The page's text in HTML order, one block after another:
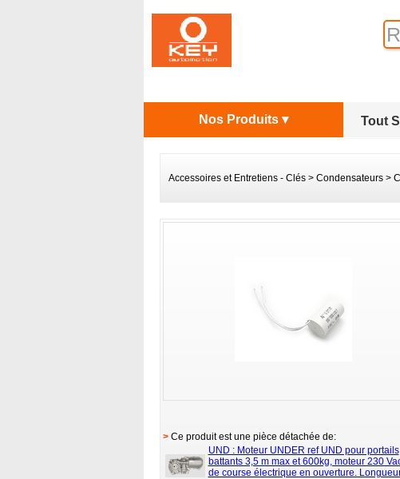
Tout
Nos Produits ▾
Accessoires et Entretiens - Clés> Condensateurs>
>Ce produit est une pièce détachée de:
UND : Moteur UNDER ref UND pour portails
battants 3,5 m max et 600kg, moteur 230
de course électrique en ouverture.